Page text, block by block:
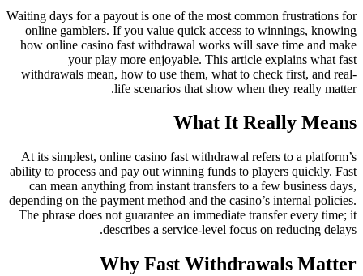
Waiting days for a payout is one of the most common frustrations for
online gamblers. If you value quick access to winnings, knowing
how online casino fast withdrawal works will save time and make
your play more enjoyable. This article explains what fast
withdrawals mean, how to use them, what to check first, and real-
life scenarios that show when they really matter.
What It Really Means
At its simplest, online casino fast withdrawal refers to a platform’s
ability to process and pay out winning funds to players quickly. Fast
can mean anything from instant transfers to a few business days,
depending on the payment method and the casino’s internal policies.
The phrase does not guarantee an immediate transfer every time; it
describes a service-level focus on reducing delays.
Why Fast Withdrawals Matter